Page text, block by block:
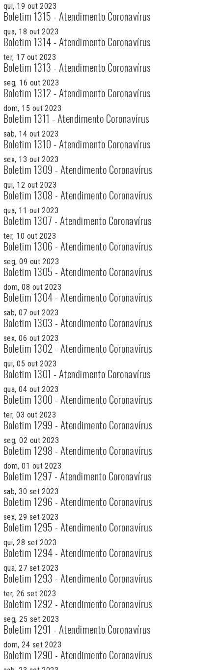
qui, 19 out 2023
Boletim 1315 - Atendimento Coronavírus
qua, 18 out 2023
Boletim 1314 - Atendimento Coronavírus
ter, 17 out 2023
Boletim 1313 - Atendimento Coronavírus
seg, 16 out 2023
Boletim 1312 - Atendimento Coronavírus
dom, 15 out 2023
Boletim 1311 - Atendimento Coronavírus
sab, 14 out 2023
Boletim 1310 - Atendimento Coronavírus
sex, 13 out 2023
Boletim 1309 - Atendimento Coronavírus
qui, 12 out 2023
Boletim 1308 - Atendimento Coronavírus
qua, 11 out 2023
Boletim 1307 - Atendimento Coronavírus
ter, 10 out 2023
Boletim 1306 - Atendimento Coronavírus
seg, 09 out 2023
Boletim 1305 - Atendimento Coronavírus
dom, 08 out 2023
Boletim 1304 - Atendimento Coronavírus
sab, 07 out 2023
Boletim 1303 - Atendimento Coronavírus
sex, 06 out 2023
Boletim 1302 - Atendimento Coronavírus
qui, 05 out 2023
Boletim 1301 - Atendimento Coronavírus
qua, 04 out 2023
Boletim 1300 - Atendimento Coronavírus
ter, 03 out 2023
Boletim 1299 - Atendimento Coronavírus
seg, 02 out 2023
Boletim 1298 - Atendimento Coronavírus
dom, 01 out 2023
Boletim 1297 - Atendimento Coronavírus
sab, 30 set 2023
Boletim 1296 - Atendimento Coronavírus
sex, 29 set 2023
Boletim 1295 - Atendimento Coronavírus
qui, 28 set 2023
Boletim 1294 - Atendimento Coronavírus
qua, 27 set 2023
Boletim 1293 - Atendimento Coronavírus
ter, 26 set 2023
Boletim 1292 - Atendimento Coronavírus
seg, 25 set 2023
Boletim 1291 - Atendimento Coronavírus
dom, 24 set 2023
Boletim 1290 - Atendimento Coronavírus